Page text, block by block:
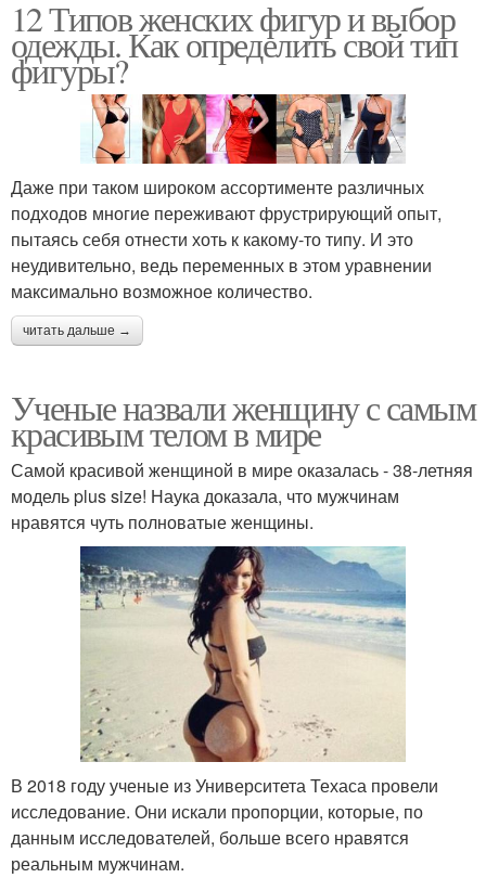
12 Типов женских фигур и выбор
одежды. Как определить свой тип
фигуры?
Даже при таком широком ассортименте различных
подходов многие переживают фрустрирующий опыт,
пытаясь себя отнести хоть к какому-то типу. И это
неудивительно, ведь переменных в этом уравнении
максимально возможное количество.
читать дальше →
Ученые назвали женщину с самым
красивым телом в мире
Самой красивой женщиной в мире оказалась - 38-летняя
модель plus size! Наука доказала, что мужчинам
нравятся чуть полноватые женщины.
В 2018 году ученые из Университета Техаса провели
исследование. Они искали пропорции, которые, по
данным исследователей, больше всего нравятся
реальным мужчинам.